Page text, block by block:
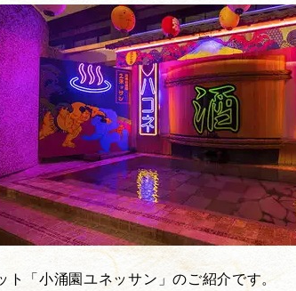
ト「小涌園ユネッサン」のご紹介です。